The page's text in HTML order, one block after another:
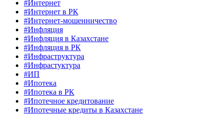
#Интернет
#Интернет в РК
#Интернет-мошенничество
#Инфляция
#Инфляция в Казахстане
#Инфляция в РК
#Инфраструктура
#Инфрастуктура
#ИП
#Ипотека
#Ипотека в РК
#Ипотечное кредитование
#Ипотечные кредиты в Казахстане